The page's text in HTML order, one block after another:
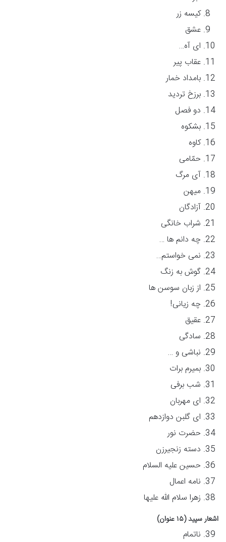
کیسه زر
عشق
ای آه…
عقاب پیر
بامداد خمار
برزخ تردید
دو فصل
بشکوه
کاوه
حمّامی
آی مرگ
میهن
آزادگان
شراب خانگی
چه دانم ها …
نمی خواستم…
گوش به زنگ
از زبان سوسن ها
چه زیانی!
عقیق
سادگی
نباشی و …
بمیرم برات
شب برفی
ای مهربان
ای گلبن دوازدهم
حضرت نور
دسته زنجیرزن
حسین علیه السلام
نامه اعمال
زهرا سلام الله علیها
اشعار سپید (۱۵ عنوان)
ناتمام